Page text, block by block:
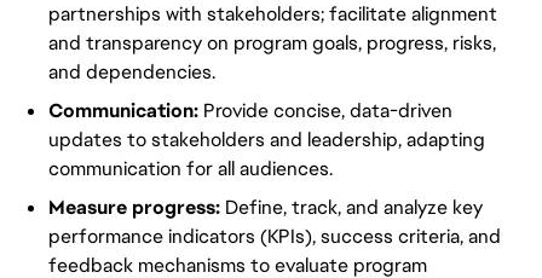
partnerships with stakeholders; facilitatealignment
and transparency on programgoals, progress, risks,
and dependencies.
Communication: Provide concise, data-driven
updates tostakeholders and leadership, adapting
communication for all audiences.
Measure progress: Define, track, and analyze key
performance indicators (KPIs), success criteria, and
feedback mechanisms to evaluate program